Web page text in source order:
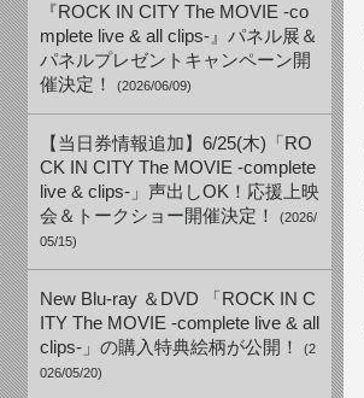
『ROCK IN CITY The MOVIE -co
mplete live & all clips-』パネル展＆
パネルプレゼントキャンペーン開
催決定！
(2026/06/09)
【当日券情報追加】6/25(木)「RO
CK IN CITY The MOVIE -complete
live & clips-」声出しOK！応援上映
会＆トークショー開催決定！
(2026/
05/15)
New Blu-ray ＆DVD 「ROCK IN C
ITY The MOVIE -complete live & all
clips-」の購入特典絵柄が公開！
(2
026/05/20)